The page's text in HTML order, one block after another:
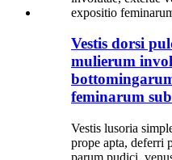
Vestis dorsi
mulierum
feminarum
Vestis lusoria
prope apta, deferri
parum pudici,